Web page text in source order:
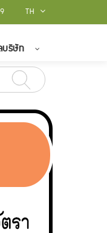
TH
ริษัท
รับสมัครบุคคลเป็นพนักงาน